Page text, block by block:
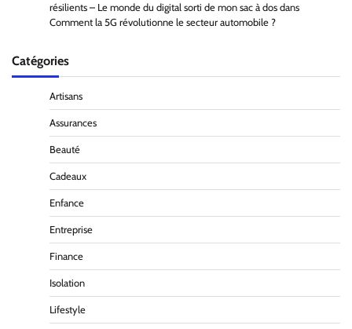
résilients – Le monde du digital sorti de mon sac à dos dans
Comment la 5G révolutionne le secteur automobile ?
Catégories
Artisans
Assurances
Beauté
Cadeaux
Enfance
Entreprise
Finance
Isolation
Lifestyle